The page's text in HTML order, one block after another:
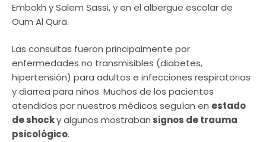
Embokh y Salem Sassi, y en el albergue escolar de
Oum Al Qura.
Las consultas fueron principalmente por
enfermedades no transmisibles (diabetes,
hipertensión) para adultos e infecciones respiratorias
y diarrea para niños. Muchos de los pacientes
atendidos por nuestros médicos seguían en estado
de shocky algunos mostraban signos de trauma
psicológico.